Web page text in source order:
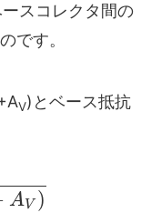
スコレクタ間の
です。
V)とベース抵抗
AV )